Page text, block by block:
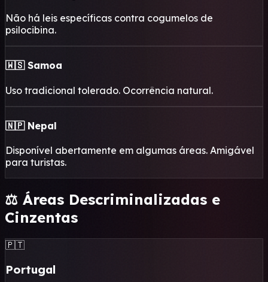
Não há leis específicas contra cogumelos de
psilocibina.
🇼🇸 Samoa
Uso tradicional tolerado. Ocorrência natural.
🇳🇵 Nepal
Disponível abertamente em algumas áreas. Amigável
para turistas.
⚖️ Áreas Descriminalizadas e
Cinzentas
🇵🇹
Portugal